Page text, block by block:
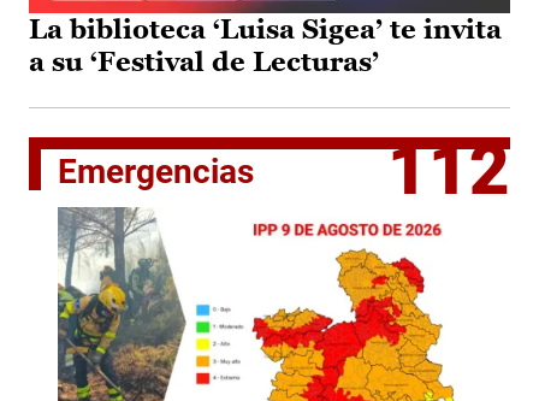
La biblioteca ‘Luisa Sigea’ te invita
a su ‘Festival de Lecturas’
Emergencias 112